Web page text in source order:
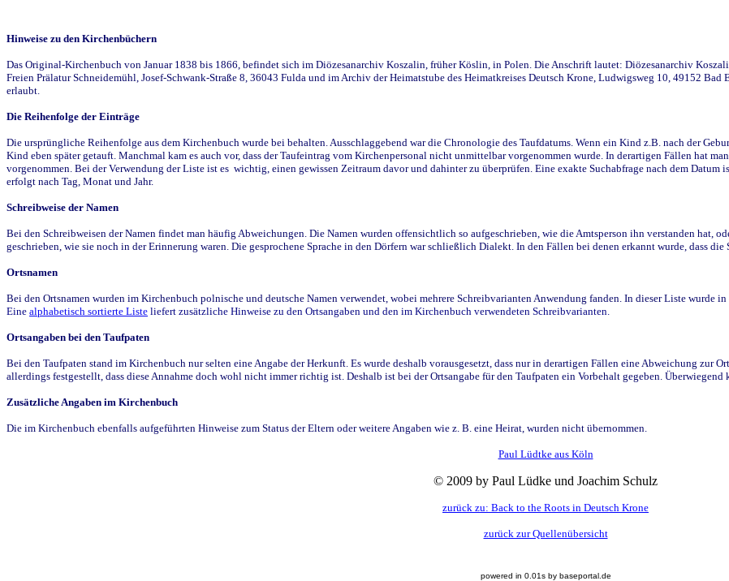
Hinweise zu den Kirchenbüchern
Das Original-Kirchenbuch von Januar 1838 bis 1866, befindet sich im Diözesanarchiv Koszalin, früher Köslin, in Polen. Die Anschrift lautet: Diözesanarchiv
Freien Prälatur Schneidemühl, Josef-Schwank-Straße 8, 36043 Fulda und im Archiv der Heimatstube des Heimatkreises Deutsch Krone, Ludwigsweg 10, 49152
erlaubt.
Die Reihenfolge der Einträge
Die ursprüngliche Reihenfolge aus dem Kirchenbuch wurde bei behalten. Ausschlaggebend war die Chronologie des Taufdatums. Wenn ein Kind z.B. nach der
Kind eben später getauft. Manchmal kam es auch vor, dass der Taufeintrag vom Kirchenpersonal nicht unmittelbar vorgenommen wurde. In derartigen Fällen hat
vorgenommen. Bei der Verwendung der Liste ist es wichtig, einen gewissen Zeitraum davor und dahinter zu überprüfen. Eine exakte Suchabfrage nach dem
erfolgt nach Tag, Monat und Jahr.
Schreibweise der Namen
Bei den Schreibweisen der Namen findet man häufig Abweichungen. Die Namen wurden offensichtlich so aufgeschrieben, wie die Amtsperson ihn verstanden hat,
geschrieben, wie sie noch in der Erinnerung waren. Die gesprochene Sprache in den Dörfern war schließlich Dialekt. In den Fällen bei denen erkannt wurde, dass
Ortsnamen
Bei den Ortsnamen wurden im Kirchenbuch polnische und deutsche Namen verwendet, wobei mehrere Schreibvarianten Anwendung fanden. In dieser Liste wurde
Eine alphabetisch sortierte Liste liefert zusätzliche Hinweise zu den Ortsangaben und den im Kirchenbuch verwendeten Schreibvarianten.
Ortsangaben bei den Taufpaten
Bei den Taufpaten stand im Kirchenbuch nur selten eine Angabe der Herkunft. Es wurde deshalb vorausgesetzt, dass nur in derartigen Fällen eine Abweichung zur
allerdings festgestellt, dass diese Annahme doch wohl nicht immer richtig ist. Deshalb ist bei der Ortsangabe für den Taufpaten ein Vorbehalt gegeben. Überwiegend
Zusätzliche Angaben im Kirchenbuch
Die im Kirchenbuch ebenfalls aufgeführten Hinweise zum Status der Eltern oder weitere Angaben wie z. B. eine Heirat, wurden nicht übernommen.
Paul Lüdtke aus Köln
© 2009 by Paul Lüdke und Joachim Schulz
zurück zu: Back to the Roots in Deutsch Krone
zurück zur Quellenübersicht
powered in 0.01s by baseportal.de